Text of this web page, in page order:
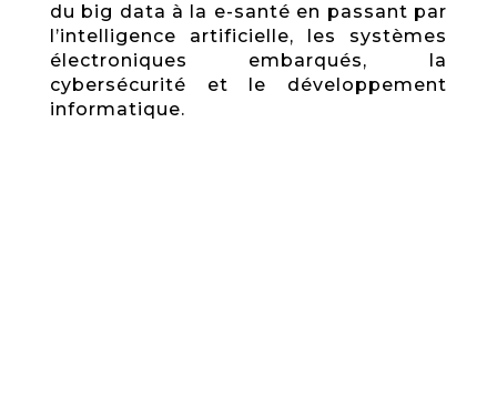
du big data à la e-santé en passant par
l’intelligence artificielle, les systèmes
électroniques embarqués, la
cybersécurité et le développement
informatique.